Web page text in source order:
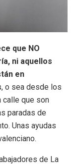
que NO
ni aquellos
en
, o sea desde los
calle que son
paradas de
Unas ayudas
de La